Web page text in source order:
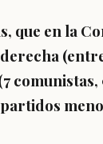
que en la